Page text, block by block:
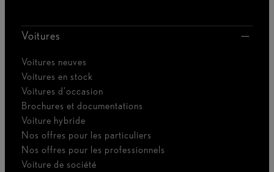
Voitures
Voitures neuves
Voitures en stock
Voitures d'occasion
Brochures et documentations
Voiture hybride
Nos offres pour les particuliers
Nos offres pour les professionnels
Voiture de société